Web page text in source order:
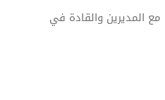
المديرين والقادة في